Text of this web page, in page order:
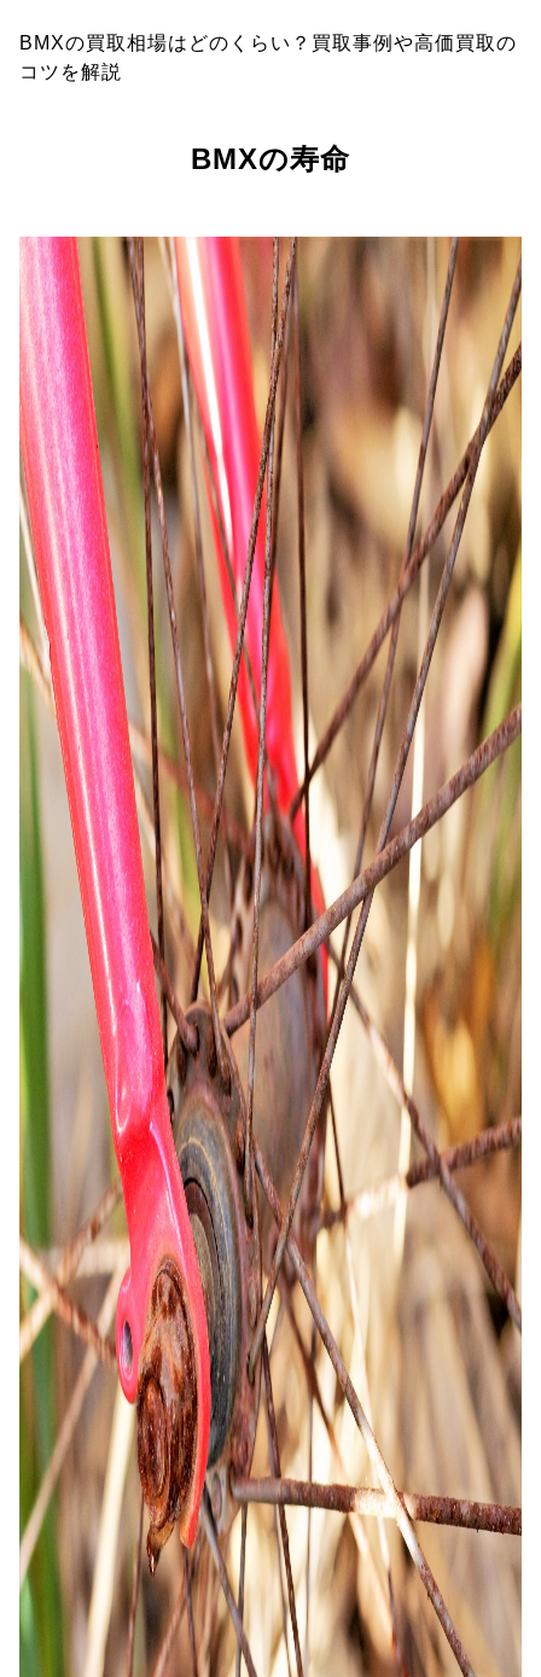
BMXの買取相場はどのくらい？買取事例や高価買取の
コツを解説
BMXの寿命